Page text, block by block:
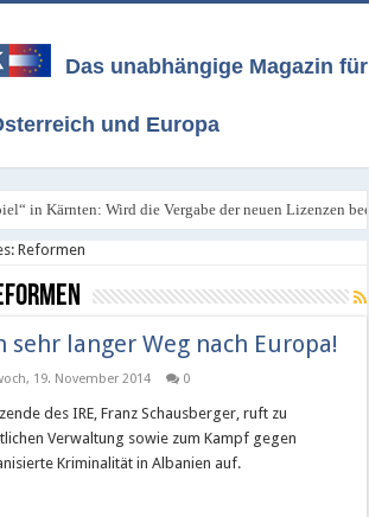
Das unabhängige Magazin für
und Europa
in Kärnten: Wird die Vergabe der neuen Lizenzen
Lizenzen für das „Kleine Glücksspiel“ - Freitag, 7.
Reformen
sehr langer Weg nach Europa!
19. November 2014 0
des IRE, Franz Schausberger, ruft zu
Verwaltung sowie zum Kampf gegen
Kriminalität in Albanien auf.